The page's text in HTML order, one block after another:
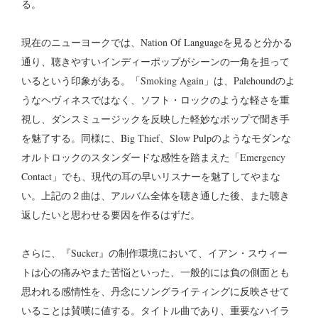
る。
現在のニューヨークでは、Nation Of Languageを見ると分かる
通り、聴きやすいインディーポップがシーンの一角を担って
いるという印象がある。「Smoking Again」は、Palehoundのよ
うなヘヴィネスではなく、ソフト・ロックのような軽さを重
視し、ダンスミュージックを反映した軽妙なポップで聞き手
を魅了する。同様に、Big Thief、Slow Pulpのようなモダンな
オルトロックのスタンダードな感性を踏まえた「Emergency
Contact」でも、現代の耳の早いリスナーを魅了してやまな
い。上記の２曲は、アルバム全体を聴き通した後、また聴き
返したいと思わせる要因を作るはずだ。
さらに、『Sucker』の制作環境において、イアン・スウィー
トは心の痛みやまた苦悩といった、一般的には負の側面とも
思われる感情性を、丹念にソングライティングに反映させて
いることは賛嘆に値する。タイトル曲であり、重要なハイラ